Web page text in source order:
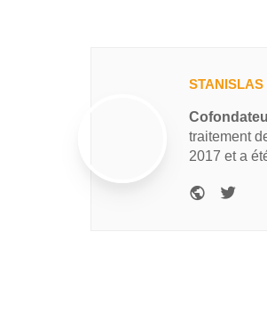
traitement
2017 et a